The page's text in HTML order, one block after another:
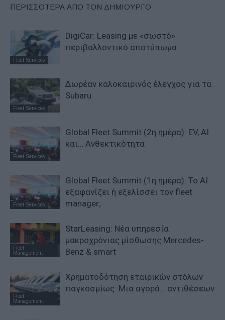
ΠΕΡΙΣΣΟΤΕΡΑ ΑΠΟ ΤΟΝ ΔΗΜΙΟΥΡΓΟ
Fleet Services
DigiCar: Leasing με «σωστό»
περιβαλλοντικό αποτύπωμα
Fleet Services
Δωρέαν καλοκαιρινός έλεγχος για τα
Subaru
Fleet Services
Global Fleet Summit (2η ημέρα): EV, AI
και… Ανθεκτικότητα
Fleet Services
Global Fleet Summit (1η ημέρα): Το ΑΙ
εξαφανίζει ή εξελίσσει τον fleet
manager;
Fleet
Management
StarLeasing: Νέα υπηρεσία
μακροχρόνιας μίσθωσης Mercedes-
Benz & smart
Fleet
Management
Χρηματοδότηση εταιρικών στόλων
παγκοσμίως: Μια αγορά… αντιθέσεων